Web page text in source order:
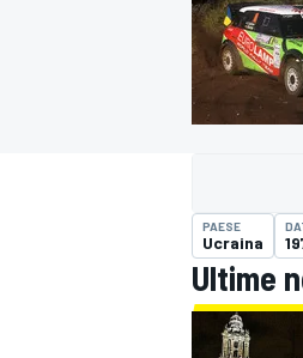
MOTOGP
WRC
PAESE
Ucraina
Ultime